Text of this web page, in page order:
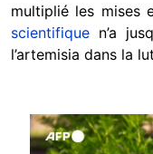
multiplié les mises
scientifique n’a
l’artemisia dans la
Image